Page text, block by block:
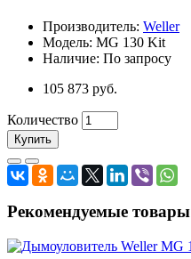
Производитель: Weller
Модель: MG 130 Kit
Наличие: По запросу
105 873 руб.
Количество
Купить
Рекомендуемые товары